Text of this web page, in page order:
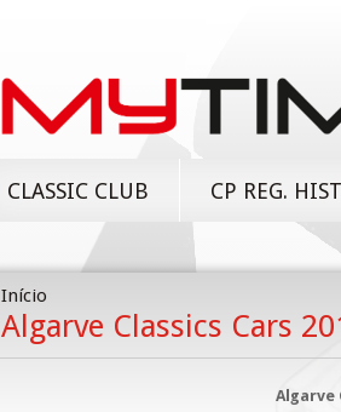
CLASSIC CLUB CP REG.
Início
Algarve Classics Cars
Algarve